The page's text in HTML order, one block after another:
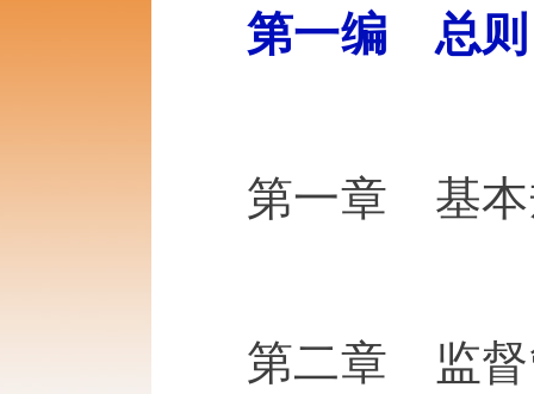
第一编 总则
第一章 基本
第二章 监督